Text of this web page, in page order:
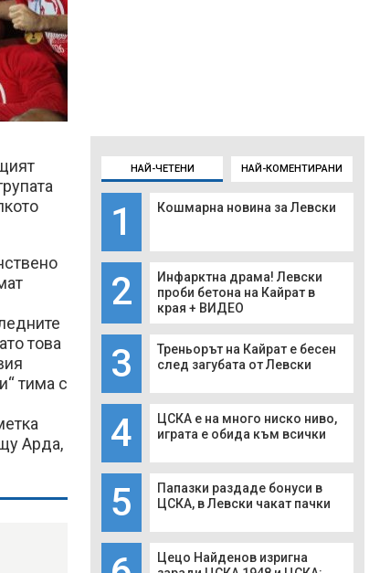
това
тима с
Арда,
НАЙ-ЧЕТЕНИ НАЙ-КОМЕНТИРАНИ
1 Кошмарна новина за Левски
2
Инфарктна драма! Левски
проби бетона на Кайрат в
края + ВИДЕО
3
Треньорът на Кайрат е бесен
след загубата от Левски
4
ЦСКА е на много ниско ниво,
играта е обида към всички
5
Папазки раздаде бонуси в
ЦСКА, в Левски чакат пачки
Цецо Найденов изригна